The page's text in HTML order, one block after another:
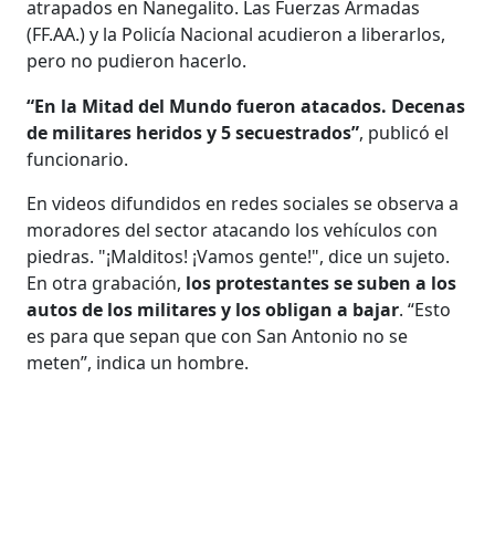
atrapados en Nanegalito. Las Fuerzas Armadas
(FF.AA.) y la Policía Nacional acudieron a liberarlos,
pero no pudieron hacerlo.
“En la Mitad del Mundo fueron atacados. Decenas
de militares heridos y 5 secuestrados”, publicó el
funcionario.
En videos difundidos en redes sociales se observa a
moradores del sector atacando los vehículos con
piedras. "¡Malditos! ¡Vamos gente!", dice un sujeto.
En otra grabación, los protestantes se suben a los
autos de los militares y los obligan a bajar. “Esto
es para que sepan que con San Antonio no se
meten”, indica un hombre.